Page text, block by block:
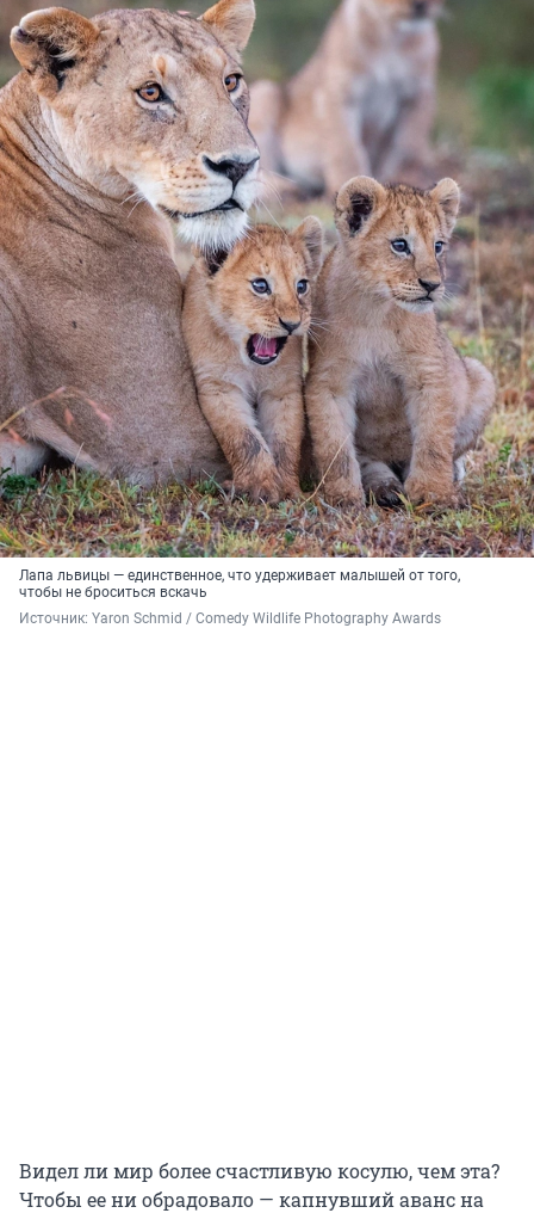
Лапа львицы — единственное, что удерживает малышей от того,
чтобы не броситься вскачь
Источник: Yaron Schmid / Comedy Wildlife Photography Awards
Видел ли мир более счастливую косулю, чем эта?
Чтобы ее ни обрадовало — капнувший аванс на